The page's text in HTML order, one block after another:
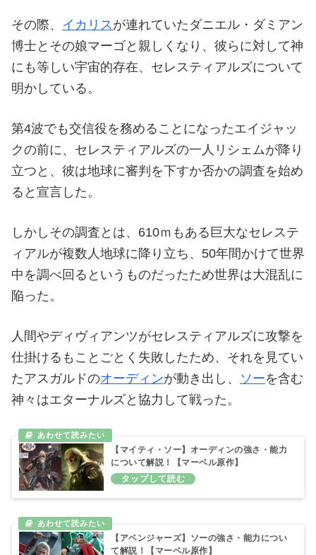
その際、 イカリス が連れていたダニエル・ダミアン
博士とその娘マーゴと親しくなり、彼らに対して神
にも等しい宇宙的存在、セレスティアルズについて
明かしている。
第4波でも交信役を務めることになったエイジャッ
クの前に、セレスティアルズの一人リシェムが降り
立つと、彼は地球に審判を下すか否かの調査を始め
ると宣言した。
しかしその調査とは、610ｍもある巨大なセレステ
ィアルが複数人地球に降り立ち、50年間かけて世界
中を調べ回るというものだったため世界は大混乱に
陥った。
人間やディヴィアンツがセレスティアルズに攻撃を
仕掛けるもことごとく失敗したため、それを見てい
たアスガルドのオーディンが動き出し、 ソーを含む
神々はエターナルズと協力して戦った。
【マイティ・ソー】オーディンの強さ・能力
について解説！【マーベル原作】
【アベンジャーズ】ソーの強さ・能力につい
て解説！【マーベル原作】